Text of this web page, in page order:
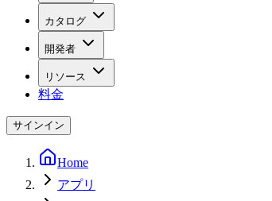
カタログ
開発者
リソース
料金
サインイン
Home
アプリ